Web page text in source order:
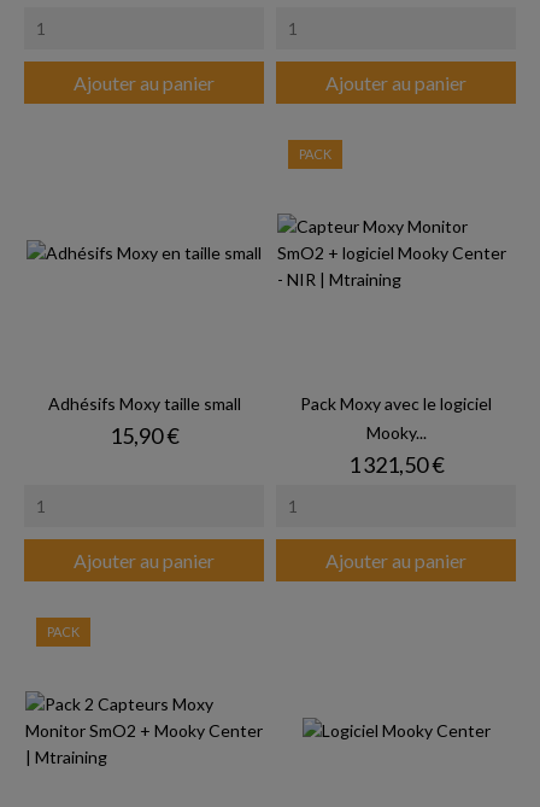
Ajouter au panier Ajouter au panier
Adhésifs Moxy taille small
Prix
15,90 €
Ajouter au panier
Pack Moxy avec le logiciel
Mooky...
Prix
1 321,50 €
Ajouter au panier
PACK
PACK